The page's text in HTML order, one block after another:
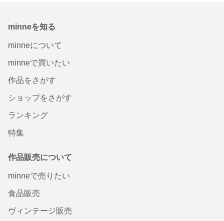
minneを知る
minneについて
minneで買いたい
作品をさがす
ショップをさがす
ランキング
特集
作品販売について
minneで売りたい
食品販売
ヴィンテージ販売